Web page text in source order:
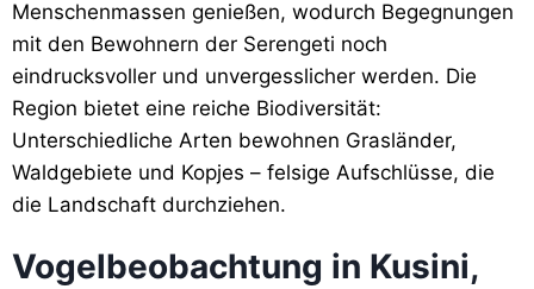
Menschenmassen genießen, wodurch Begegnungen
mit den Bewohnern der Serengeti noch
eindrucksvoller und unvergesslicher werden. Die
Region bietet eine reiche Biodiversität:
Unterschiedliche Arten bewohnen Grasländer,
Waldgebiete und Kopjes – felsige Aufschlüsse, die
die Landschaft durchziehen.
Vogelbeobachtung in Kusini,